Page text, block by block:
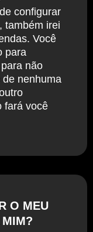
configurar
também irei
Você
para
não
nenhuma
fará você
O MEU
MIM?